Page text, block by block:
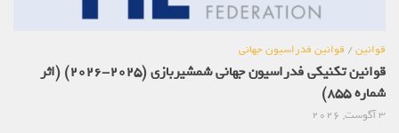
قوانین/ قوانین فدراسیون جهانی
قوانین تکنیکی فدراسیون جهانی شمشیربازی (2025-2026) (اثر
شماره 855)
3 آگوست, 2026